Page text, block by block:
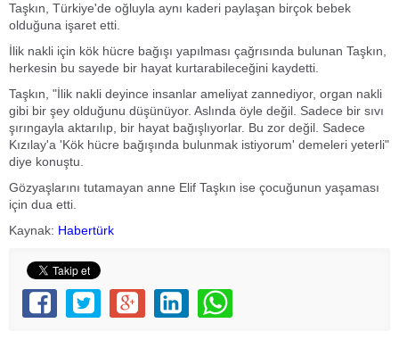
Taşkın, Türkiye'de oğluyla aynı kaderi paylaşan birçok bebek
olduğuna işaret etti.
İlik nakli için kök hücre bağışı yapılması çağrısında bulunan Taşkın,
herkesin bu sayede bir hayat kurtarabileceğini kaydetti.
Taşkın, "İlik nakli deyince insanlar ameliyat zannediyor, organ nakli
gibi bir şey olduğunu düşünüyor. Aslında öyle değil. Sadece bir sıvı
şırıngayla aktarılıp, bir hayat bağışlıyorlar. Bu zor değil. Sadece
Kızılay'a 'Kök hücre bağışında bulunmak istiyorum' demeleri yeterli"
diye konuştu.
Gözyaşlarını tutamayan anne Elif Taşkın ise çocuğunun yaşaması
için dua etti.
Kaynak: Habertürk